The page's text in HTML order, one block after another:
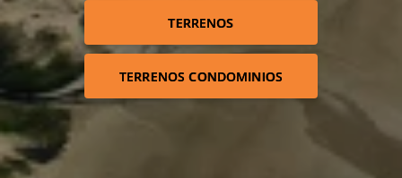
TERRENOS
TERRENOS CONDOMINIOS